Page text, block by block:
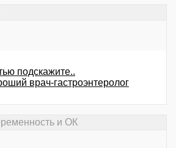
подскажите..
врач-гастроэнтеролог
и ОК